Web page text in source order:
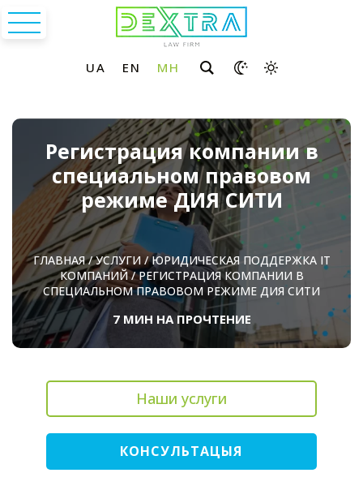
Регистрация компании в
специальном правовом
режиме ДИЯ СИТИ
ГЛАВНАЯ/УСЛУГИ/ЮРИДИЧЕСКАЯ ПОДДЕРЖКА ІТ
КОМПАНИЙ/РЕГИСТРАЦИЯ КОМПАНИИ В
СПЕЦИАЛЬНОМ ПРАВОВОМ РЕЖИМЕ ДИЯ СИТИ
7 МИН НА ПРОЧТЕНИЕ
Наши услуги
КОНСУЛЬТАЦЫЯ